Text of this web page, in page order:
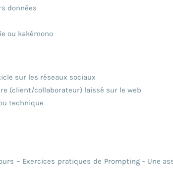
données
ou kakémono
sur les réseaux sociaux
(client/collaborateur) laissé sur le web
technique
– Exercices pratiques de Prompting - Une